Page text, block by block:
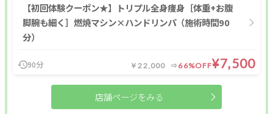
【初回体験クーポン★】トリプル全身痩身［体重+お腹
脚腕も細く］燃焼マシン×ハンドリンパ（施術時間90
分）
90分 ￥22,000 66%OFF¥7,500
店舗ページをみる